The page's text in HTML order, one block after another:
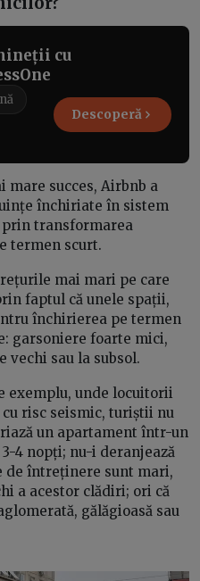
cu
Descoperă
mare succes, Airbnb a
închiriate în sistem
transformarea
termen scurt.
mai mari pe care
faptul că unele spații,
închirierea pe termen
garsoniere foarte mici,
sau la subsol.
exemplu, unde locuitorii
risc seismic, turiștii nu
un apartament într-un
4 nopți; nu-i deranjează
de întreținere sunt mari,
a acestor clădiri; ori că
gălăgioasă sau